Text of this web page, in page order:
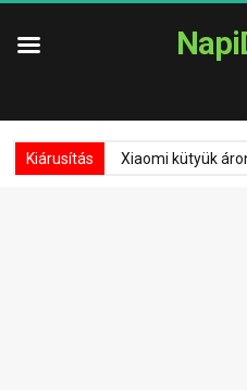
Kiárusítás Xiaomi kütyük